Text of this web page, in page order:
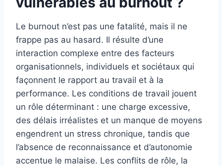
Le burnout n’est pas une fatalité, mais il ne
frappe pas au hasard. Il résulte d’une
interaction complexe entre des facteurs
organisationnels, individuels et sociétaux qui
façonnent le rapport au travail et à la
performance. Les conditions de travail jouent
un rôle déterminant : une charge excessive,
des délais irréalistes et un manque de moyens
engendrent un stress chronique, tandis que
l’absence de reconnaissance et d’autonomie
accentue le malaise. Les conflits de rôle, la